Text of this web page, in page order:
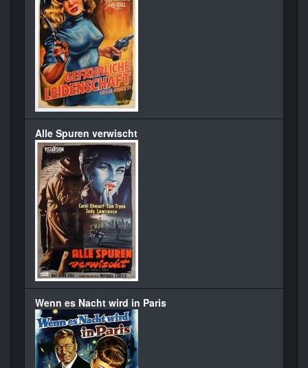
Alle Spuren verwischt
Wenn es Nacht wird in Paris